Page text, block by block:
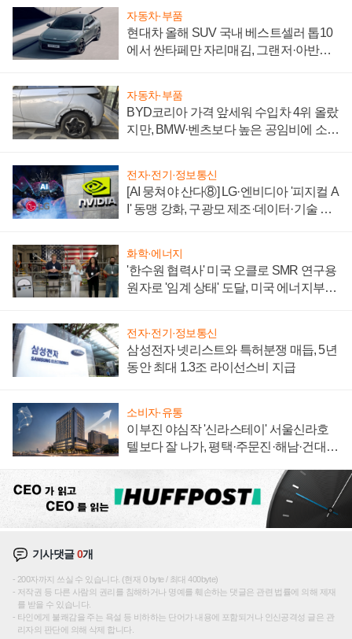
자동차·부품
현대차 올해 SUV 국내 베스트셀러 톱10
에서 싼타페만 자리매김, 그랜저·아반떼
자동차·부품
BYD코리아 가격 앞세워 수입차 4위 올랐
지만, BMW·벤츠보다 높은 공임비에 소비
전자·전기·정보통신
[AI 뭉쳐야 산다⑧] LG·엔비디아 '피지컬 A
I' 동맹 강화, 구광모 제조·데이터·기술 결
화학·에너지
'한수원 협력사' 미국 오클로 SMR 연구용
원자로 '임계 상태' 도달, 미국 에너지부
전자·전기·정보통신
삼성전자 넷리스트와 특허분쟁 매듭, 5년
동안 최대 1.3조 라이선스비 지급
소비자·유통
이부진 야심작 '신라스테이' 서울신라호
텔보다 잘 나가, 평택·주문진·해남·건대로
기사댓글0개
200자까지 쓰실 수 있습니다. (현재 0 byte / 최대 400byte)
저작권 등 다른 사람의 권리를 침해하거나 명예를 훼손하는 댓글은 관련 법률에 의해 제재
를 받을 수 있습니다.
타인에게 불쾌감을 주는 욕설 등 비하하는 단어가 내용에 포함되거나 인신공격성 글은 관
리자의 판단에 의해 삭제 합니다.